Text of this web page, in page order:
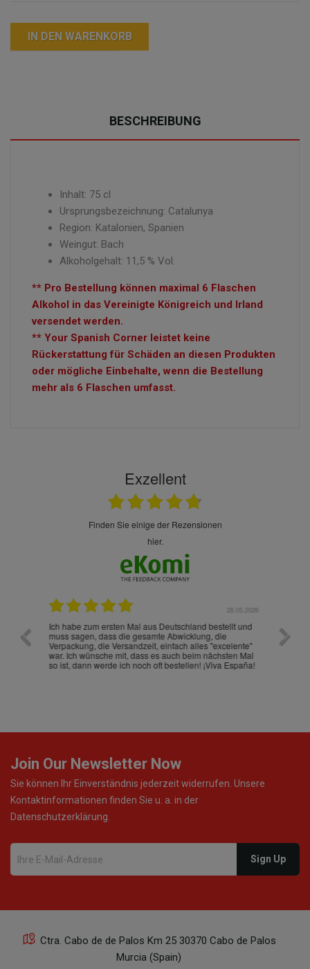
IN DEN WARENKORB
BESCHREIBUNG
Inhalt: 75 cl
Ursprungsbezeichnung: Catalunya
Region: Katalonien, Spanien
Weingut: Bach
Alkoholgehalt: 11,5 % Vol.
** Pro Bestellung können maximal 6 Flaschen
Alkohol in das Vereinigte Königreich und Irland
versendet werden.
** Your Spanish Corner leistet keine
Rückerstattung für Schäden an diesen Produkten
oder mögliche Einbehalte, wenn die Bestellung
mehr als 6 Flaschen umfasst.
Exzellent
finden Sie einige der Rezensionen
hier.
28.05.2026
Ich habe zum ersten Mal aus Deutschland bestellt und
muss sagen, dass die gesamte Abwicklung, die
Verpackung, die Versandzeit, einfach alles "excelente"
war. Ich wünsche mit, dass es auch beim nächsten Mal
so ist, dann werde ich noch oft bestellen! ¡Viva España!
Die
gut
ist
Join Our Newsletter Now
Sie können Ihr Einverständnis jederzeit widerrufen. Unsere
Kontaktinformationen finden Sie u. a. in der
Datenschutzerklärung.
Ctra. Cabo de de Palos Km 25 30370 Cabo de Palos
Murcia (Spain)